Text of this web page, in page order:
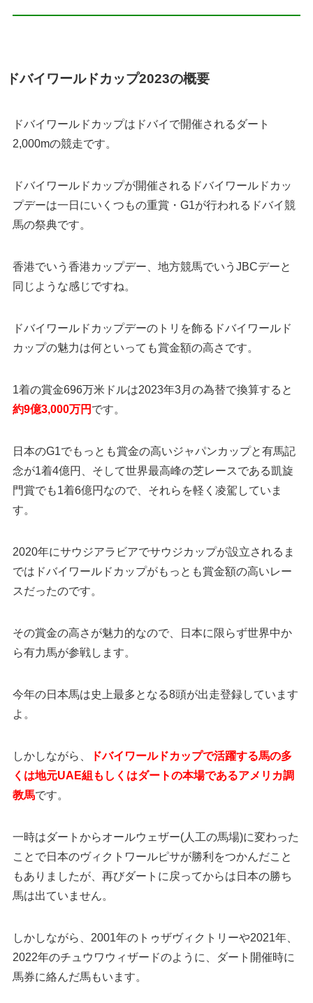
ドバイワールドカップ2023の概要
ドバイワールドカップはドバイで開催されるダート
2,000mの競走です。
ドバイワールドカップが開催されるドバイワールドカッ
プデーは一日にいくつもの重賞・G1が行われるドバイ競
馬の祭典です。
香港でいう香港カップデー、地方競馬でいうJBCデーと
同じような感じですね。
ドバイワールドカップデーのトリを飾るドバイワールド
カップの魅力は何といっても賞金額の高さです。
1着の賞金696万米ドルは2023年3月の為替で換算すると
約9億3,000万円 です。
日本のG1でもっとも賞金の高いジャパンカップと有馬記
念が1着4億円、そして世界最高峰の芝レースである凱旋
門賞でも1着6億円なので、それらを軽く凌駕していま
す。
2020年にサウジアラビアでサウジカップが設立されるま
ではドバイワールドカップがもっとも賞金額の高いレー
スだったのです。
その賞金の高さが魅力的なので、日本に限らず世界中か
ら有力馬が参戦します。
今年の日本馬は史上最多となる8頭が出走登録しています
よ。
しかしながら、
ドバイワールドカップで活躍する馬の多
くは地元UAE組もしくはダートの本場であるアメリカ調
教馬です。
一時はダートからオールウェザー(人工の馬場)に変わった
ことで日本のヴィクトワールピサが勝利をつかんだこと
もありましたが、再びダートに戻ってからは日本の勝ち
馬は出ていません。
しかしながら、2001年のトゥザヴィクトリーや2021年、
2022年のチュウワウィザードのように、ダート開催時に
馬券に絡んだ馬もいます。